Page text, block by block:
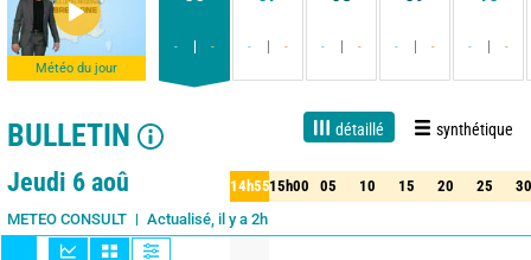
Météo du jour
- - - - - - - - - -
BULLETIN détaillé synthétique
Live 1 jour 3 jours 15 jours Fiabilité 75%
Jeudi 6 aoû
METEO CONSULT Actualisé, il y a 2h
14h5515h00 05 10 15 20 25 30
55 15h00 05 10 15 20 25 30